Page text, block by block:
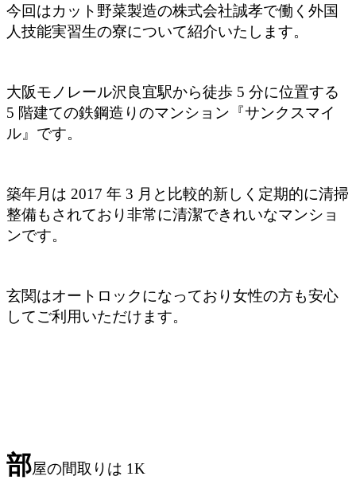
今回はカット野菜製造の株式会社誠孝で働く外国
人技能実習生の寮について紹介いたします。
大阪モノレール沢良宜駅から徒歩 5 分に位置する
5 階建ての鉄鋼造りのマンション 『サンクスマイ
ル』です。
築年月は 2017 年 3 月と比較的新しく 定期的に清掃
整備もされており非常に清潔できれいなマンショ
ンです。
玄関はオートロックになっており女性の方も安心
してご利用いただけます。
部屋の間取りは 1K